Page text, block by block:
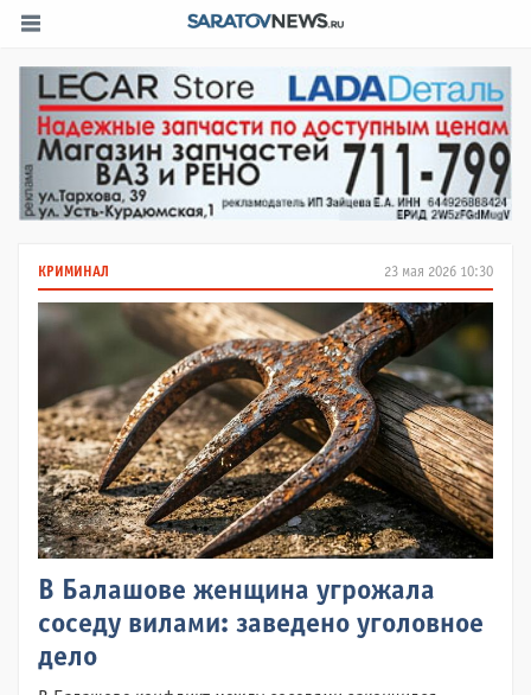
23 мая 2026 10:30
КРИМИНАЛ
В Балашове женщина угрожала
соседу вилами: заведено уголовное
дело